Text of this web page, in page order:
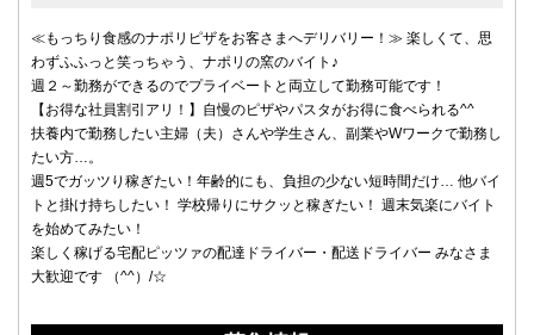
≪もっちり食感のナポリピザをお客さまへデリバリー！≫ 楽しくて、思
わずふふっと笑っちゃう、ナポリの窯のバイト♪
週２～勤務ができるのでプライベートと両立して勤務可能です！
【お得な社員割引アリ！】自慢のピザやパスタがお得に食べられる^^
扶養内で勤務したい主婦（夫）さんや学生さん、副業やWワークで勤務し
たい方…。
週5でガッツり稼ぎたい！年齢的にも、負担の少ない短時間だけ… 他バイ
トと掛け持ちしたい！ 学校帰りにサクッと稼ぎたい！ 週末気楽にバイト
を始めてみたい！
楽しく稼げる宅配ピッツァの配達ドライバー・配送ドライバー みなさま
大歓迎です （^^）/☆